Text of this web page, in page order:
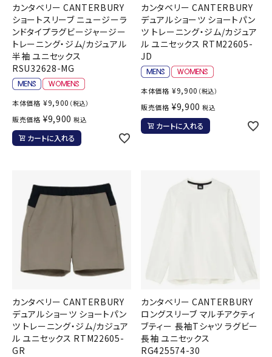
カンタベリー CANTERBURY
ショートスリーブ ニュージーラ
ンドタイプラグビージャージー
トレーニング・ジム/カジュアル
半袖 ユニセックス
RSU32628-MG
本体価格 ¥9,900 （税込）
販売価格 ¥9,900 税込
カートに入れる
カンタベリー CANTERBURY
デュアルショーツ ショートパン
ツ トレーニング・ジム/カジュア
ル ユニセックス RTM22605-
JD
本体価格 ¥9,900 （税込）
販売価格 ¥9,900 税込
カートに入れる
カンタベリー CANTERBURY
デュアルショーツ ショートパン
ツ トレーニング・ジム/カジュア
ル ユニセックス RTM22605-
GR
カンタベリー CANTERBURY
ロングスリーブ マルチアクティ
ブティー 長袖Tシャツ ラグビー
長袖 ユニセックス
RG425574-30